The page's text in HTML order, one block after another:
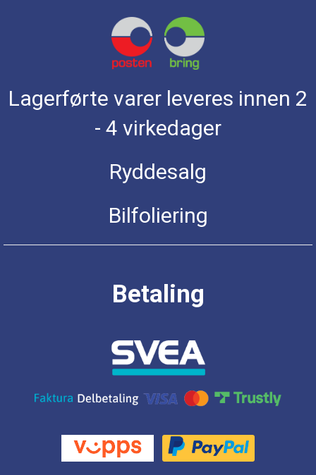
Lagerførte varer leveres innen 2
- 4 virkedager
Ryddesalg
Bilfoliering
Betaling